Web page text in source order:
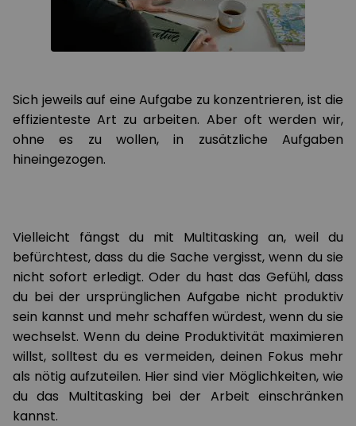
Sich jeweils auf eine Aufgabe zu konzentrieren, ist die
effizienteste Art zu arbeiten. Aber oft werden wir,
ohne es zu wollen, in zusätzliche Aufgaben
hineingezogen.
Vielleicht fängst du mit Multitasking an, weil du
befürchtest, dass du die Sache vergisst, wenn du sie
nicht sofort erledigt. Oder du hast das Gefühl, dass
du bei der ursprünglichen Aufgabe nicht produktiv
sein kannst und mehr schaffen würdest, wenn du sie
wechselst. Wenn du deine Produktivität maximieren
willst, solltest du es vermeiden, deinen Fokus mehr
als nötig aufzuteilen. Hier sind vier Möglichkeiten, wie
du das Multitasking bei der Arbeit einschränken
kannst.